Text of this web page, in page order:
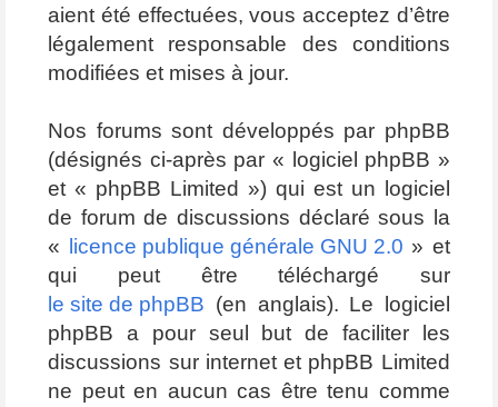
aient été effectuées, vous acceptez d’être
légalement responsable des conditions
modifiées et mises à jour.
Nos forums sont développés par phpBB
(désignés ci-après par « logiciel phpBB »
et « phpBB Limited ») qui est un logiciel
de forum de discussions déclaré sous la
«
licence publique générale GNU 2.0 » et
qui peut être téléchargé sur
le site de phpBB (en anglais). Le logiciel
phpBB a pour seul but de faciliter les
discussions sur internet et phpBB Limited
ne peut en aucun cas être tenu comme